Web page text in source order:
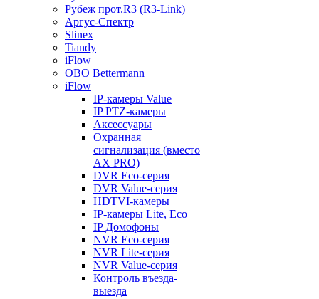
Рубеж прот.R3 (R3-Link)
Аргус-Спектр
Slinex
Tiandy
iFlow
OBO Bettermann
iFlow
IP-камеры Value
IP PTZ-камеры
Аксессуары
Охранная
сигнализация (вместо
AX PRO)
DVR Eco-серия
DVR Value-серия
HDTVI-камеры
IP-камеры Lite, Eco
IP Домофоны
NVR Eco-серия
NVR Lite-серия
NVR Value-серия
Контроль въезда-
выезда